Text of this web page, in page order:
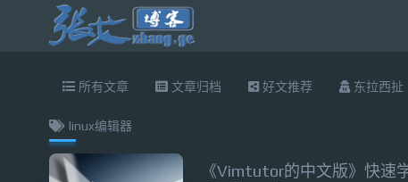
所有文章 文章归档 好文推荐 东拉西扯
linux编辑器
《Vimtutor的中文版》快速